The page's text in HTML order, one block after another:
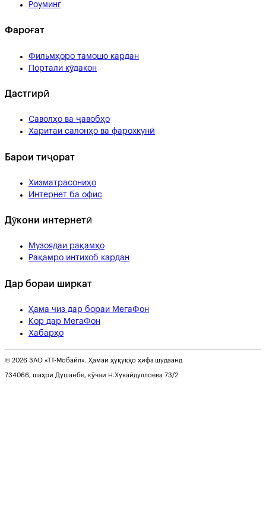
Роуминг
Фароғат
Фильмҳоро тамошо кардан
Портали кӯдакон
Дастгирӣ
Саволҳо ва ҷавобҳо
Харитаи салонҳо ва фарохкунӣ
Барои тиҷорат
Хизматрасониҳо
Интернет ба офис
Дӯкони интернетӣ
Музоядаи рақамҳо
Рақамро интихоб кардан
Дар бораи ширкат
Ҳама чиз дар бораи МегаФон
Кор дар МегаФон
Хабарҳо
© 2026 ЗАО «ТТ-Мобайл». Ҳамаи ҳуқуқҳо ҳифз шудаанд
734066, шаҳри Душанбе, кӯчаи Н.Хувайдуллоева 73/2